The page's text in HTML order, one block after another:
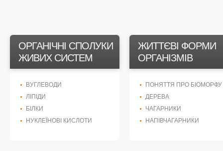
ОРГАНІЧНІ СПОЛУКИ
ЖИВИХ СИСТЕМ
ВУГЛЕВОДИ
ЛІПІДИ
БІЛКИ
НУКЛЕЇНОВІ КИСЛОТИ
ЖИТТЄВІ ФОРМИ
ОРГАНІЗМІВ
ПОНЯТТЯ ПРО БІОМОРФУ
ДЕРЕВА
ЧАГАРНИКИ
НАПІВЧАГАРНИКИ